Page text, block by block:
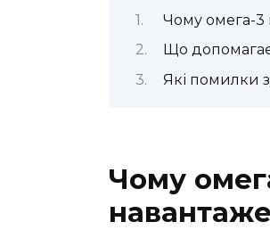
Чому омега-3
Що
Які помилки
Чому